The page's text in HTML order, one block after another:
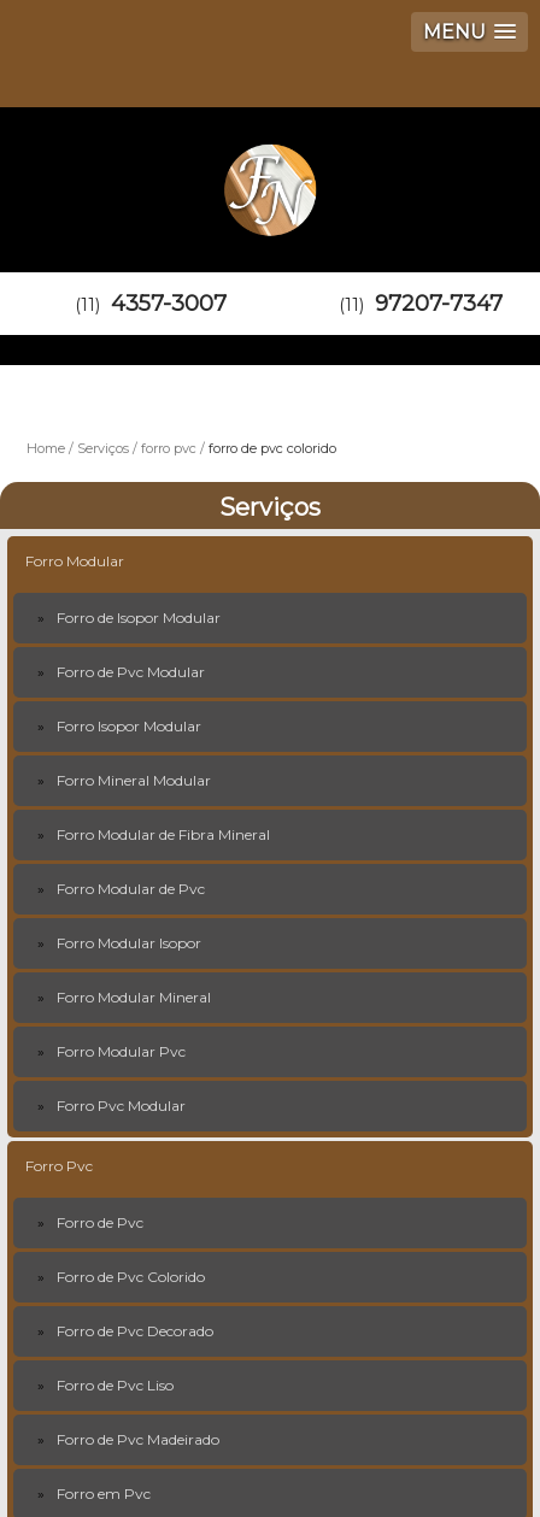
MENU
(11) 4357-3007 (11) 97207-7347
Home Serviços forro pvc forro de pvc colorido
Serviços
Forro Modular
Forro de Isopor Modular
Forro de Pvc Modular
Forro Isopor Modular
Forro Mineral Modular
Forro Modular de Fibra Mineral
Forro Modular de Pvc
Forro Modular Isopor
Forro Modular Mineral
Forro Modular Pvc
Forro Pvc Modular
Forro Pvc
Forro de Pvc
Forro de Pvc Colorido
Forro de Pvc Decorado
Forro de Pvc Liso
Forro de Pvc Madeirado
Forro em Pvc